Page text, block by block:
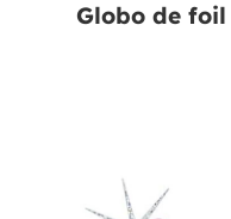
Globo de